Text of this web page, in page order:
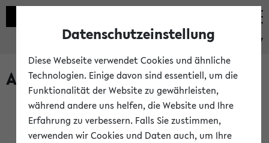
eKVV
Archivierte Studiengänge
Anglistik: British and American Studies / B.A.
(Einschreibung bis WiSe 16/17)
Datenschutzeinstellung
Diese Webseite verwendet Cookies und ähnliche
Technologien. Einige davon sind essentiell, um die
Funktionalität der Website zu gewährleisten,
während andere uns helfen, die Website und Ihre
Erfahrung zu verbessern. Falls Sie zustimmen,
verwenden wir Cookies und Daten auch, um Ihre